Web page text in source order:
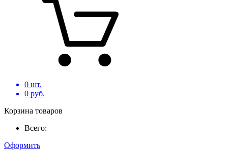
0 шт.
0 руб.
Корзина товаров
Всего:
Оформить